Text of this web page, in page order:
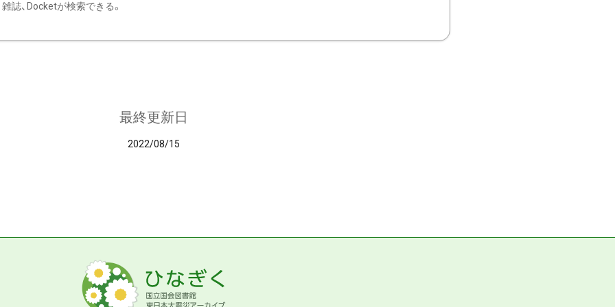
雑誌、Docketが検索できる。
最終更新日
2022/08/15